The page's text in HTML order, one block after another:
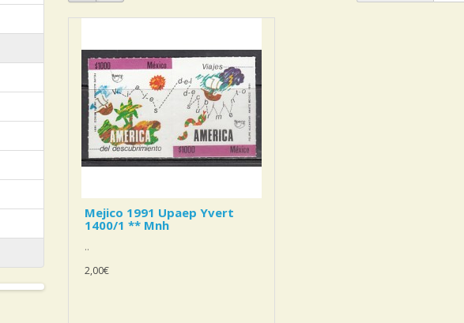
Mejico 1991 Upaep Yvert
1400/1 ** Mnh
..
2,00€